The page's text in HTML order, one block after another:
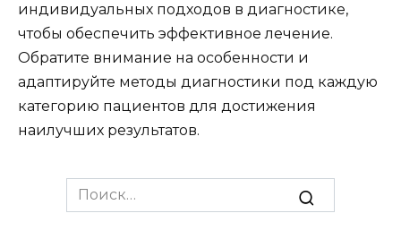
индивидуальных подходов в диагностике,
чтобы обеспечить эффективное лечение.
Обратите внимание на особенности и
адаптируйте методы диагностики под каждую
категорию пациентов для достижения
наилучших результатов.
Search
for: